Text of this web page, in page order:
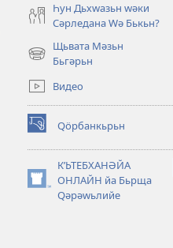
Һун Дьхԝазьн ԝәки
Сәрледана Ԝә Бькьн?
Щьвата Мәзьн
Бьгәрьн
(opens
window)Видео
Qöрбанкьрьн
(opens
new
window)КʹЬТЕБХАНӘЙА
ОНЛАЙН йа Бьрща
Qәрәwьлийе
(opens